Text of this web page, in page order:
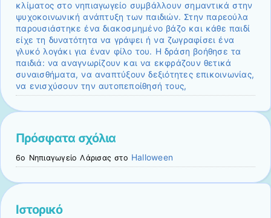
κλίματος στο νηπιαγωγείο συμβάλλουν σημαντικά στην
ψυχοκοινωνική ανάπτυξη των παιδιών. Στην παρεούλα
παρουσιάστηκε ένα διακοσμημένο βάζο και κάθε παιδί
είχε τη δυνατότητα να γράψει ή να ζωγραφίσει ένα
γλυκό λογάκι για έναν φίλο του. Η δράση βοήθησε τα
παιδιά: να αναγνωρίζουν και να εκφράζουν θετικά
συναισθήματα, να αναπτύξουν δεξιότητες επικοινωνίας,
να ενισχύσουν την αυτοπεποίθησή τους,
Πρόσφατα σχόλια
6ο Νηπιαγωγείο Λάρισας στο Halloween
Ιστορικό